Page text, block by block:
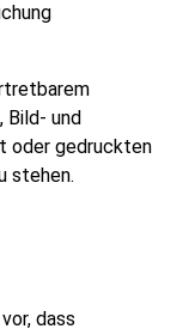
Bild- und
oder gedruckten
stehen.
dass